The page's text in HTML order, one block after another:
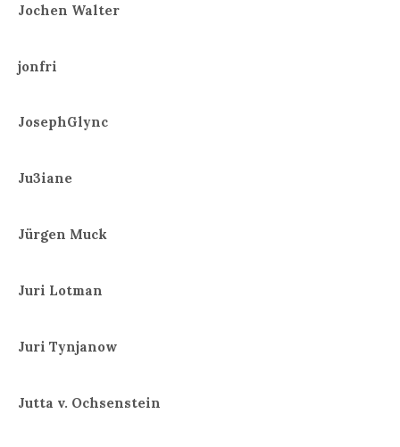
Jochen Walter
jonfri
JosephGlync
Ju3iane
Jürgen Muck
Juri Lotman
Juri Tynjanow
Jutta v. Ochsenstein